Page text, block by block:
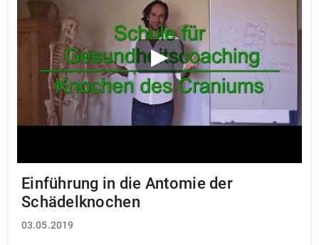
Einführung in die Antomie der
Schädelknochen
03.05.2019